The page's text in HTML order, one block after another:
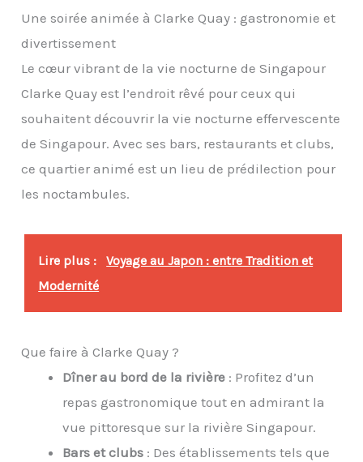
Une soirée animée à Clarke Quay : gastronomie et
divertissement
Le cœur vibrant de la vie nocturne de Singapour
Clarke Quay est l’endroit rêvé pour ceux qui
souhaitent découvrir la vie nocturne effervescente
de Singapour. Avec ses bars, restaurants et clubs,
ce quartier animé est un lieu de prédilection pour
les noctambules.
Lire plus :
Voyage au Japon : entre Tradition et
Modernité
Que faire à Clarke Quay ?
Dîner au bord de la rivière : Profitez d’un
repas gastronomique tout en admirant la
vue pittoresque sur la rivière Singapour.
Bars et clubs : Des établissements tels que